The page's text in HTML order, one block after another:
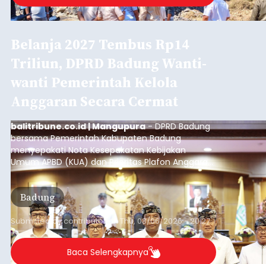
Belanja 2027 Tembus Rp14
Triliun, DPRD Badung Wanti-
wanti Pemerintah Kelola
Anggaran Secara Cermat
balitribune.co.id | Mangupura- DPRD Badung
bersama Pemerintah Kabupaten Badung
menyepakati Nota Kesepakatan Kebijakan
Umum APBD (KUA) dan Prioritas Plafon Anggaran
Sementara (PPAS) Tahun Anggaran 2027 dalam
rapat paripurna yang digelar di Gedung DPRD
Badung, Kamis (6/8/2026).
Badung
Submitted bycontributor onThu, 08/06/2026 - 20:27
Baca Selengkapnya